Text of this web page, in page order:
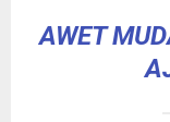
AWET